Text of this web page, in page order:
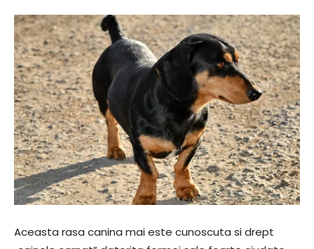
Aceasta rasa canina mai este cunoscuta si drept